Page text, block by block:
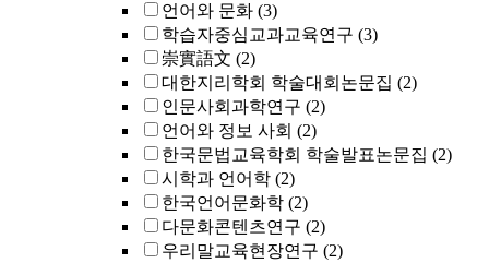
언어와 문화 (3)
학습자중심교과교육연구 (3)
崇實語文 (2)
대한지리학회 학술대회논문집 (2)
인문사회과학연구 (2)
언어와 정보 사회 (2)
한국문법교육학회 학술발표논문집 (2)
시학과 언어학 (2)
한국언어문화학 (2)
다문화콘텐츠연구 (2)
우리말교육현장연구 (2)